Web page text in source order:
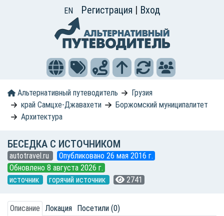
EN Регистрация | Вход
Альтернативный путеводитель
Грузия
край Самцхе-Джавахети
Боржомский муниципалитет
Архитектура
БЕСЕДКА С ИСТОЧНИКОМ
autotravel.ru
Опубликовано 26 мая 2016 г.
Обновлено 8 августа 2026 г.
источник
горячий источник 2741
Описание Локация Посетили (0)